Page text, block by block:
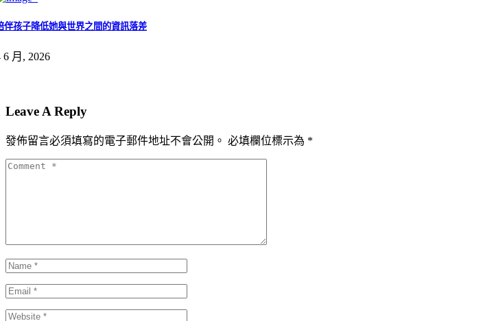
伴孩子降低她與世界之間的資訊落差
6 月, 2026
Leave A Reply
發佈留言必須填寫的電子郵件地址不會公開。 必填欄位標示為 *